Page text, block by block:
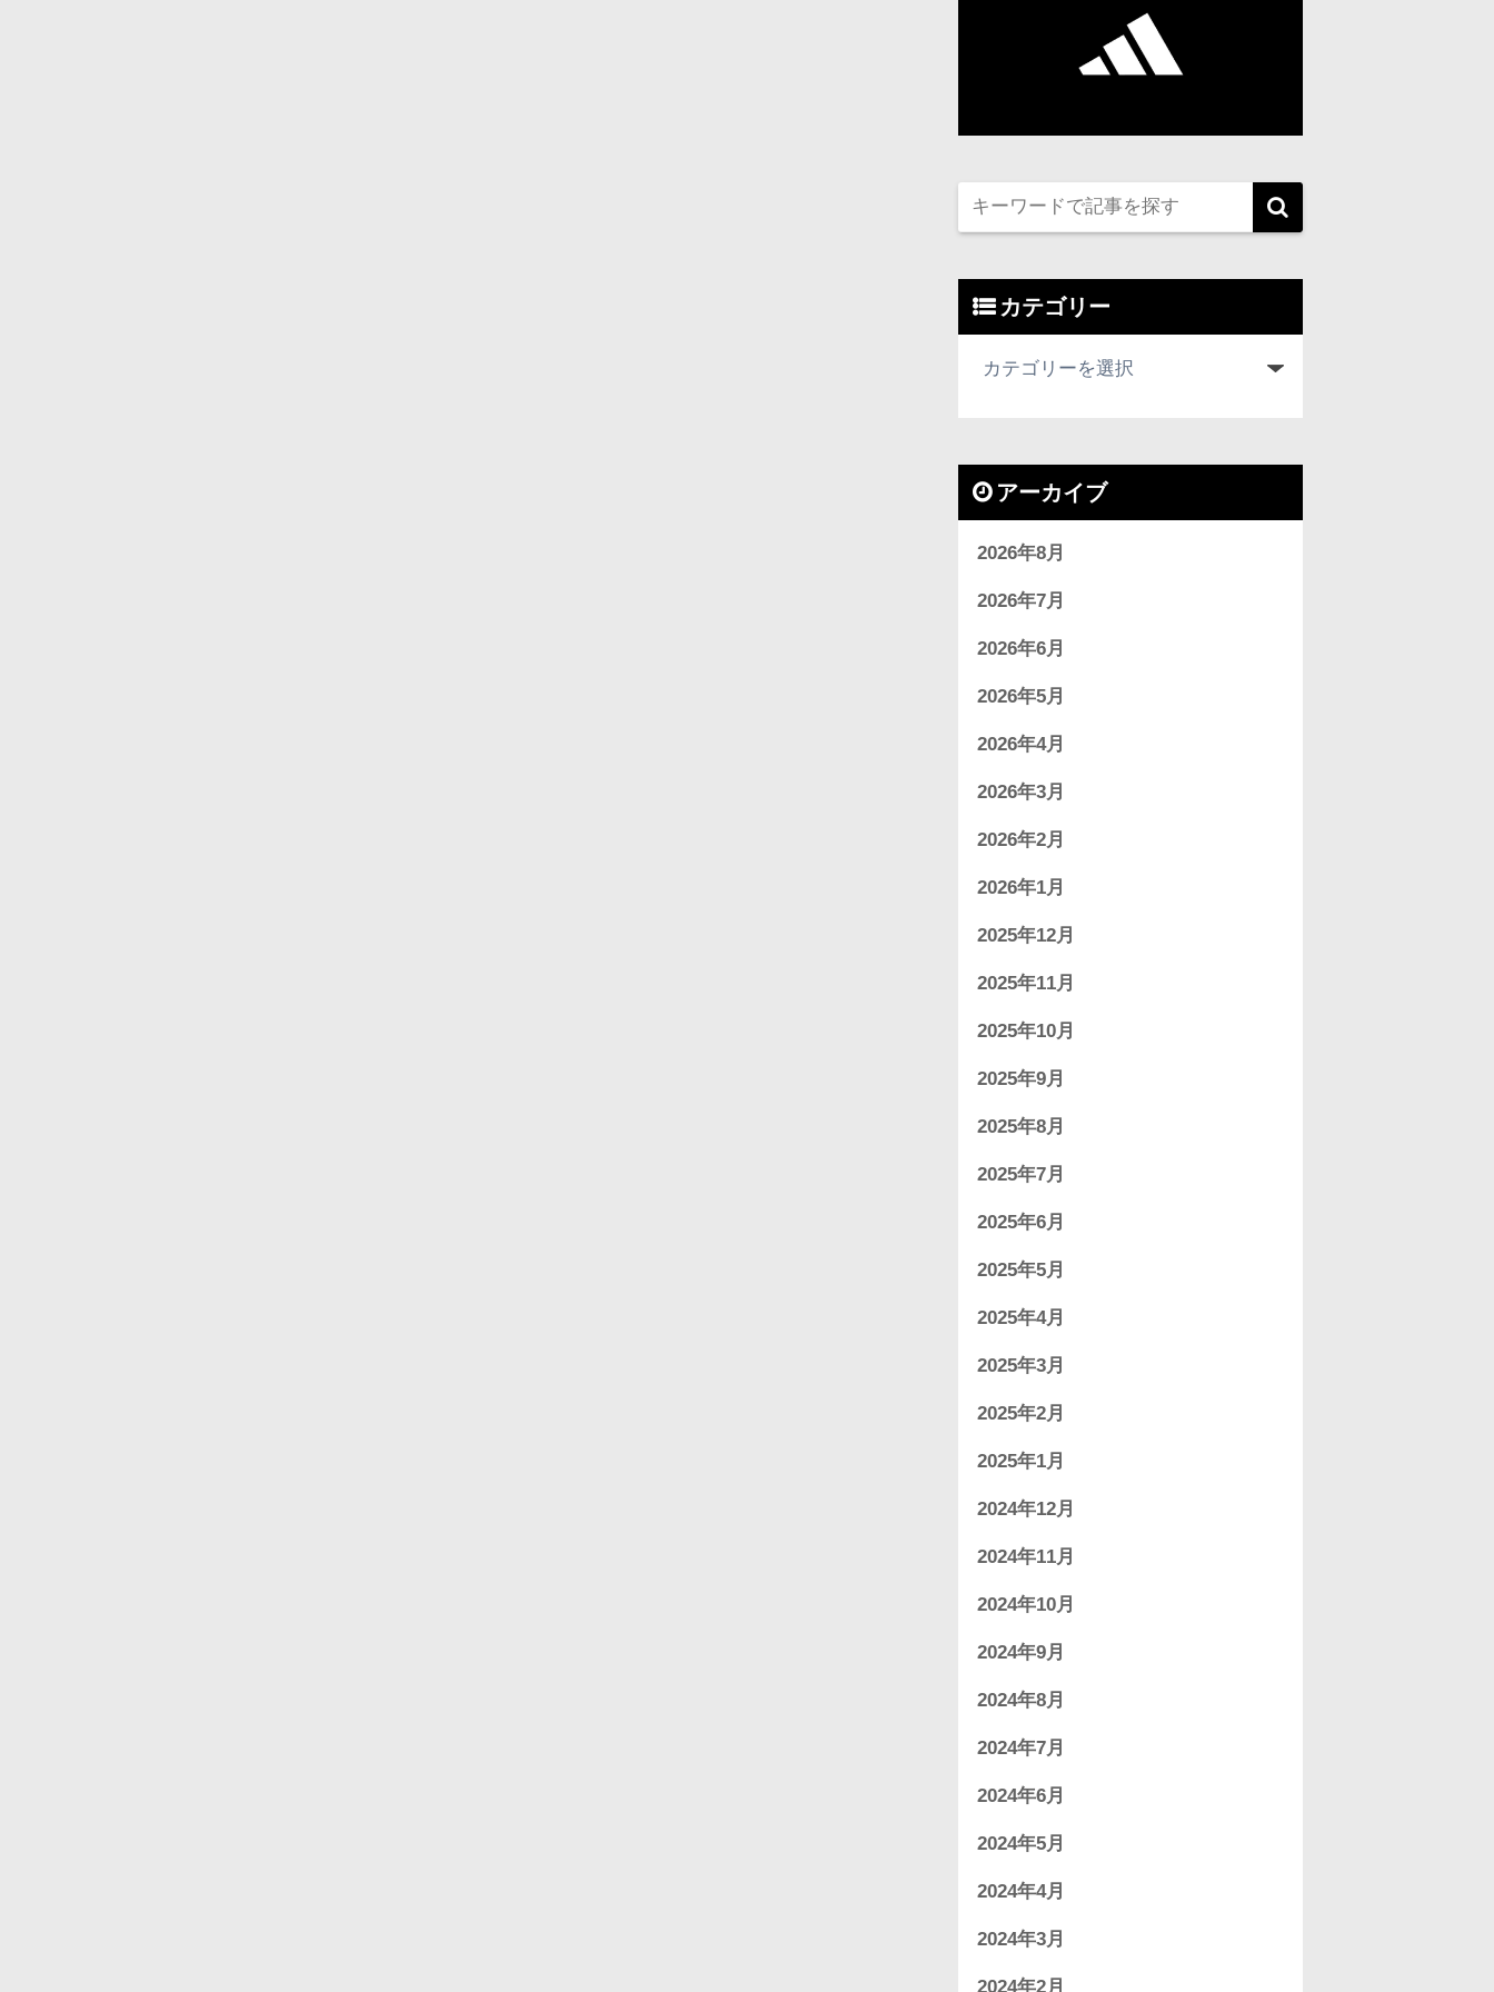
カテゴリー
アーカイブ
2026年8月
2026年7月
2026年6月
2026年5月
2026年4月
2026年3月
2026年2月
2026年1月
2025年12月
2025年11月
2025年10月
2025年9月
2025年8月
2025年7月
2025年6月
2025年5月
2025年4月
2025年3月
2025年2月
2025年1月
2024年12月
2024年11月
2024年10月
2024年9月
2024年8月
2024年7月
2024年6月
2024年5月
2024年4月
2024年3月
2024年2月